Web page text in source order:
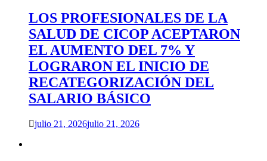
LOS PROFESIONALES DE LA
SALUD DE CICOP ACEPTARON
EL AUMENTO DEL 7% Y
LOGRARON EL INICIO DE
RECATEGORIZACIÓN DEL
SALARIO BÁSICO
julio 21, 2026julio 21, 2026